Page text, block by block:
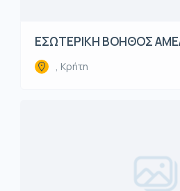
ΕΣΩΤΕΡΙΚΗ ΒΟΗΘΟΣ
, Κρήτη